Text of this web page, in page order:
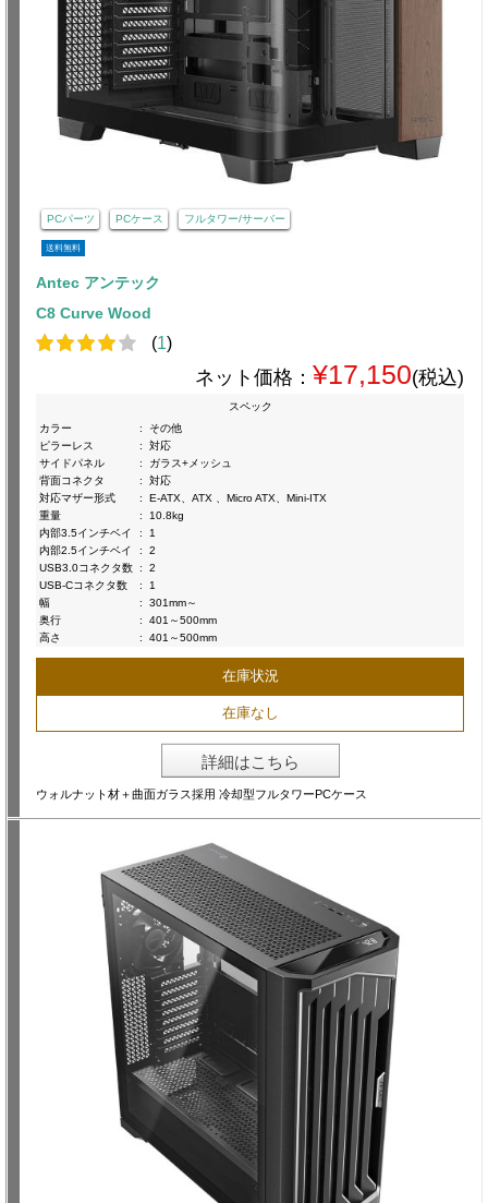
PCパーツ PCケース フルタワー/サーバー
送料無料
Antec アンテック
C8 Curve Wood
(1)
ネット価格： ¥17,150(税込)
スペック
カラー
:
その他
ピラーレス
:
対応
サイドパネル
:
ガラス+メッシュ
背面コネクタ
:
対応
対応マザー形式
:
E-ATX、ATX 、Micro ATX、Mini-ITX
重量
:
10.8kg
内部3.5インチベイ
:
1
内部2.5インチベイ
:
2
USB3.0コネクタ数 :
2
USB-Cコネクタ数
:
1
幅
:
301mm～
奥行
:
401～500mm
高さ
: 401～500mm
在庫状況
在庫なし
詳細はこちら
ウォルナット材＋曲面ガラス採用 冷却型フルタワーPCケース